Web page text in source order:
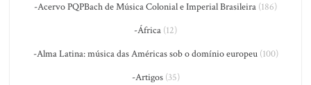
-Acervo PQPBach de Música Colonial e Imperial Brasileira (186)
-África (12)
-Alma Latina: música das Américas sob o domínio europeu(100)
-Artigos(35)